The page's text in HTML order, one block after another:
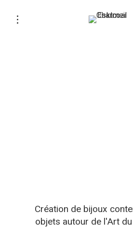
Création de bijoux
objets autour de l'Art